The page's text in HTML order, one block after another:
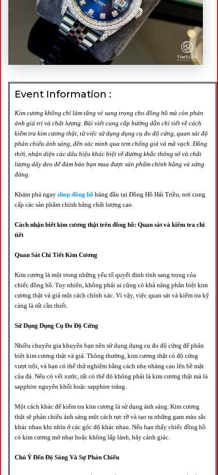
Event Information :
Kim cương không chỉ làm tăng vẻ sang trọng cho đồng hồ mà còn phản
ánh giá trị và chất lượng. Bài viết cung cấp hướng dẫn chi tiết về cách
kiểm tra kim cương thật, từ việc sử dụng dụng cụ đo độ cứng, quan sát độ
phản chiếu ánh sáng, đến xác minh qua tem chống giả và mã vạch. Đồng
thời, nhận diện các dấu hiệu khác biệt về đường khắc thông số và chất
lượng dây đeo để đảm bảo bạn mua được sản phẩm chính hãng và xứng
đáng.
Khám phá ngay shop đồng hồ hàng đầu tại Đồng Hồ Hải Triều, nơi cung
cấp các sản phẩm chính hãng chất lượng cao.
Cách nhận biết kim cương thật trên đồng hồ: Quan sát và kiểm tra chi
tiết
Quan Sát Chi Tiết Kim Cương
Kim cương là một trong những yếu tố quyết định tính sang trọng của
chiếc đồng hồ. Tuy nhiên, không phải ai cũng có khả năng phân biệt kim
cương thật và giả một cách chính xác. Vì vậy, việc quan sát và kiểm tra kỹ
càng là rất cần thiết.
Sử Dụng Dụng Cụ Đo Độ Cứng
Nhiều chuyên gia khuyên bạn nên sử dụng dụng cụ đo độ cứng để phân
biệt kim cương thật và giả. Thông thường, kim cương thật có độ cứng
vượt trội, và bạn có thể thử nghiệm bằng cách nhẹ nhàng cạo lên bề mặt
của đá. Nếu có vết xước, rất có thể đó không phải là kim cương thật mà là
sapphire nguyên khối hoặc sapphire tráng.
Một cách khác để kiểm tra kim cương là sử dụng ánh sáng. Kim cương
thật sẽ phản chiếu ánh sáng một cách rực rỡ và tạo ra những gam màu sắc
khác nhau khi nhìn ở các góc độ khác nhau. Nếu bạn thấy chiếc đồng hồ
có kim cương mờ nhạt hoặc không lấp lánh, hãy cảnh giác.
Chú Ý Đến Độ Sáng Và Sự Phản Chiếu